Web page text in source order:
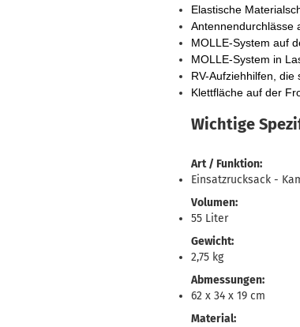
Elastische
Antennendurchlässe
MOLLE-System auf
MOLLE-System in
RV-Aufziehhilfen,
Klettfläche auf der
Wichtige
Art / Funktion:
Einsatzrucksack -
Volumen:
55 Liter
Gewicht:
2,75 kg
Abmessungen:
62 x 34 x 19 cm
Material: